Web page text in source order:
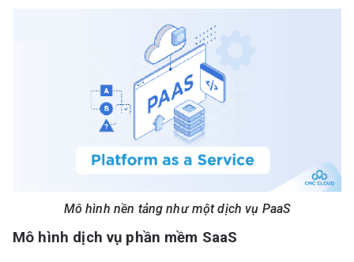
Mô hình nền tảng như một dịch vụ PaaS
Mô hình dịch vụ phần mềm SaaS